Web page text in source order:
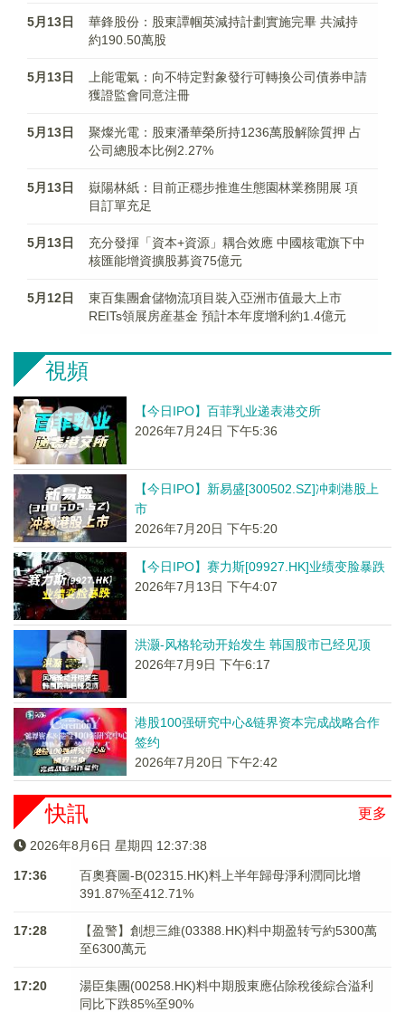
5月13日
華鋒股份：股東譚帼英減持計劃實施完畢 共減持
約190.50萬股
5月13日
上能電氣：向不特定對象發行可轉換公司債券申請
獲證監會同意注冊
5月13日
聚燦光電：股東潘華榮所持1236萬股解除質押 占
公司總股本比例2.27%
5月13日
嶽陽林紙：目前正穩步推進生態園林業務開展 項
目訂單充足
5月13日
充分發揮「資本+資源」耦合效應 中國核電旗下中
核匯能增資擴股募資75億元
5月12日
東百集團倉儲物流項目裝入亞洲市值最大上市
REITs領展房産基金 預計本年度增利約1.4億元
視頻
【今日IPO】百菲乳业递表港交所
2026年7月24日 下午5:36
【今日IPO】新易盛[300502.SZ]冲刺港股上
市
2026年7月20日 下午5:20
【今日IPO】赛力斯[09927.HK]业绩变脸暴跌
2026年7月13日 下午4:07
洪灏-风格轮动开始发生 韩国股市已经见顶
2026年7月9日 下午6:17
港股100强研究中心&链界资本完成战略合作
签约
2026年7月20日 下午2:42
更多
快訊
2026年8月6日 星期四 12:37:38
17:36
百奧賽圖-B(02315.HK)料上半年歸母淨利潤同比增
391.87%至412.71%
17:28
【盈警】創想三維(03388.HK)料中期盈转亏約5300萬
至6300萬元
17:20
湯臣集團(00258.HK)料中期股東應佔除稅後綜合溢利
同比下跌85%至90%